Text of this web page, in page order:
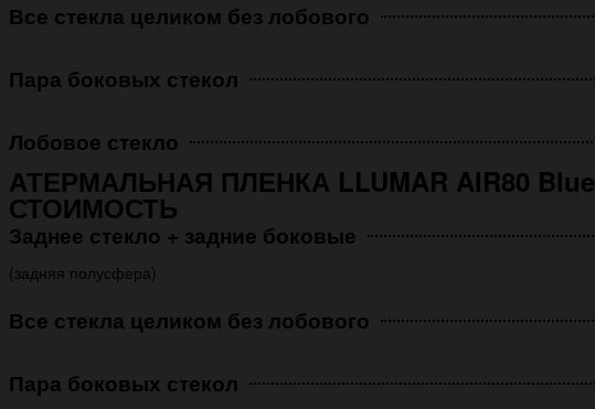
Все стекла целиком без лобового
Пара боковых стекол
Лобовое стекло
АТЕРМАЛЬНАЯ ПЛЕНКА LLUMAR AIR80 Blue
СТОИМОСТЬ
Заднее стекло + задние боковые
(задняя полусфера)
Все стекла целиком без лобового
Пара боковых стекол